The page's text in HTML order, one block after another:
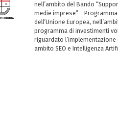
nell’ambito del Bando
medie imprese” - Programma
dell’Unione Europea,
programma di investimenti
riguardato
ambito SEO e Intelligenza